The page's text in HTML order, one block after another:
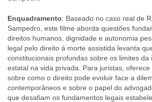
Enquadramento: Baseado no caso real de
Sampedro, este filme aborda questões
direitos humanos, dignidade e autonomia
legal pelo direito à morte assistida levanta
constitucionais profundas sobre os limites da
estatal na vida privada. Para juristas,
sobre como o direito pode evoluir face a
contemporâneos e sobre o papel do
que desafiam os fundamentos legais